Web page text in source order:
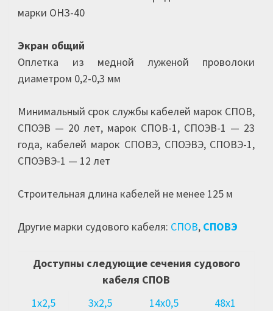
марки ОНЗ-40
Экран общий
Оплетка из медной луженой проволоки
диаметром 0,2-0,3 мм
Минимальный срок службы кабелей марок СПОВ,
СПОЭВ — 20 лет, марок СПОВ-1, СПОЭВ-1 — 23
года, кабелей марок СПОВЭ, СПОЭВЭ, СПОВЭ-1,
СПОЭВЭ-1 — 12 лет
Строительная длина кабелей не менее 125 м
Другие марки судового кабеля: СПОВ, СПОВЭ
Доступны следующие сечения судового
кабеля СПОВ
1х2,5
3х2,5
14х0,5
48х1